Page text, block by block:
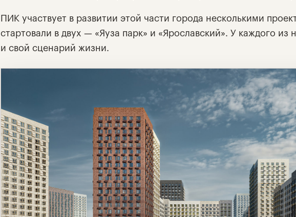
ПИК участвует в развитии этой части города несколькими
стартовали в двух — «Яуза парк» и «Ярославский». У каждого
и свой сценарий жизни.